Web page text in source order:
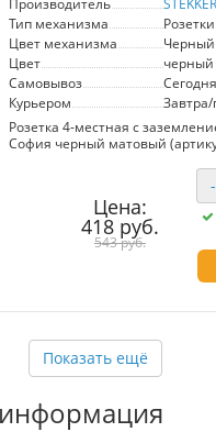
Тип механизма
Цвет механизма
Цвет
Самовывоз
Сегодня
Курьером
Завтра/
Розетка 4-местная с
София черный матовый
нескольких электрических
MST16-14-05 отличается
матовым дизайном, который
вписывается в любой
характеристики: 4 гнезда,
замыкания, надежный
Преимущества: высокая
установки. Идеальный выбор
Цена:
418 руб.
543 руб.
-
Показать ещё